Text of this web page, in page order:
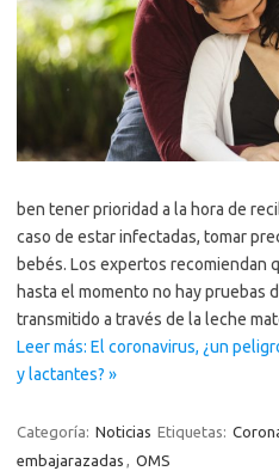
ben tener prioridad a la hora de
caso de estar infectadas, tomar
bebés. Los expertos recomiendan
hasta el momento no hay pruebas
transmitido a través de la leche
Leer más: El coronavirus, ¿un
y lactantes? »
Categoría: Noticias Etiquetas:
embajarazadas , OMS